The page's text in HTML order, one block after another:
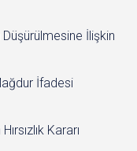
İlişkin
İfadesi
Kararı